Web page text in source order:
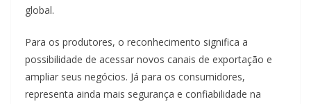
global.
Para os produtores, o reconhecimento significa a
possibilidade de acessar novos canais de exportação e
ampliar seus negócios. Já para os consumidores,
representa ainda mais segurança e confiabilidade na